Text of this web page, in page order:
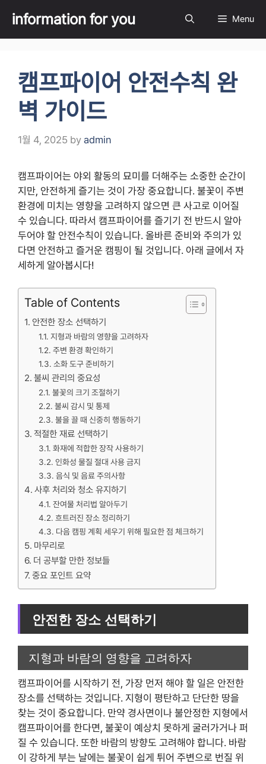
content
information for you Menu
캠프파이어 안전수칙 완
벽 가이드
1월 4, 2025 by admin
캠프파이어는 야외 활동의 묘미를 더해주는 소중한 순간이
지만, 안전하게 즐기는 것이 가장 중요합니다. 불꽃이 주변
환경에 미치는 영향을 고려하지 않으면 큰 사고로 이어질
수 있습니다. 따라서 캠프파이어를 즐기기 전 반드시 알아
두어야 할 안전수칙이 있습니다. 올바른 준비와 주의가 있
다면 안전하고 즐거운 캠핑이 될 것입니다. 아래 글에서 자
세하게 알아봅시다!
Table of Contents
안전한 장소 선택하기
지형과 바람의 영향을 고려하자
주변 환경 확인하기
소화 도구 준비하기
불씨 관리의 중요성
불꽃의 크기 조절하기
불씨 감시 및 통제
불을 끌 때 신중히 행동하기
적절한 재료 선택하기
화재에 적합한 장작 사용하기
인화성 물질 절대 사용 금지
음식 및 음료 주의사항
사후 처리와 청소 유지하기
잔여물 처리법 알아두기
흐트러진 장소 정리하기
다음 캠핑 계획 세우기 위해 필요한 점 체크하기
마무리로
더 공부할 만한 정보들
중요 포인트 요약
안전한 장소 선택하기
지형과 바람의 영향을 고려하자
캠프파이어를 시작하기 전, 가장 먼저 해야 할 일은 안전한
장소를 선택하는 것입니다. 지형이 평탄하고 단단한 땅을
찾는 것이 중요합니다. 만약 경사면이나 불안정한 지형에서
캠프파이어를 한다면, 불꽃이 예상치 못하게 굴러가거나 퍼
질 수 있습니다. 또한 바람의 방향도 고려해야 합니다. 바람
이 강하게 부는 날에는 불꽃이 쉽게 튀어 주변으로 번질 위